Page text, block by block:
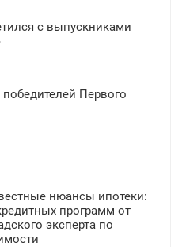
с выпускниками
Первого
нюансы ипотеки:
программ от
эксперта по